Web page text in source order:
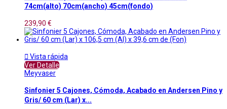
74cm(alto) 70cm(ancho) 45cm(fondo)
239,90 €
 Vista rápida
Ver Detalle
Meyvaser
Sinfonier 5 Cajones, Cómoda, Acabado en Andersen Pino y
Gris/ 60 cm (Lar) x...